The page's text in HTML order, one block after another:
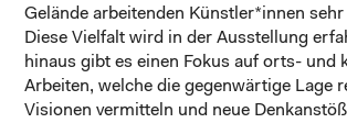
Gelände arbeitenden Künstler*innen
Diese Vielfalt wird in der Ausstellung
hinaus gibt es einen Fokus auf orts- und
Arbeiten, welche die gegenwärtige Lage
Visionen vermitteln und neue